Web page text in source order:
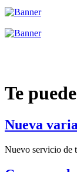
Te
Nueva
Nuevo servicio de